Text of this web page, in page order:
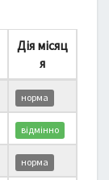
Дія місяц
я
норма
відмінно
норма